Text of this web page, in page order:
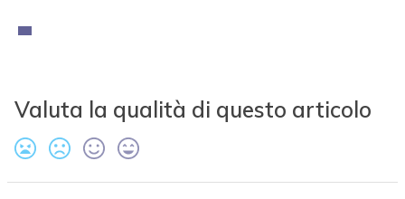
Valuta la qualità di questo articolo